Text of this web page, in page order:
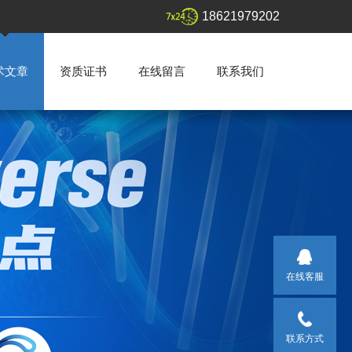
18621979202
文章 资质证书 在线留言 联系我们
在线客服
联系方式